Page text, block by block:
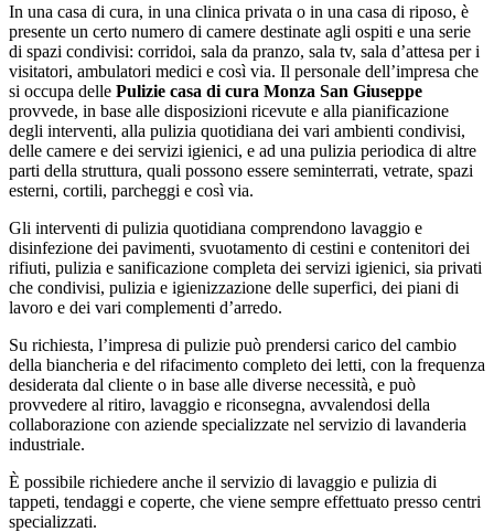
In una casa di cura, in una clinica privata o in una casa di riposo, è
presente un certo numero di camere destinate agli ospiti e una serie
di spazi condivisi: corridoi, sala da pranzo, sala tv, sala d’attesa per i
visitatori, ambulatori medici e così via. Il personale dell’impresa che
si occupa delle Pulizie casa di cura Monza San Giuseppe
provvede, in base alle disposizioni ricevute e alla pianificazione
degli interventi, alla pulizia quotidiana dei vari ambienti condivisi,
delle camere e dei servizi igienici, e ad una pulizia periodica di altre
parti della struttura, quali possono essere seminterrati, vetrate, spazi
esterni, cortili, parcheggi e così via.
Gli interventi di pulizia quotidiana comprendono lavaggio e
disinfezione dei pavimenti, svuotamento di cestini e contenitori dei
rifiuti, pulizia e sanificazione completa dei servizi igienici, sia privati
che condivisi, pulizia e igienizzazione delle superfici, dei piani di
lavoro e dei vari complementi d’arredo.
Su richiesta, l’impresa di pulizie può prendersi carico del cambio
della biancheria e del rifacimento completo dei letti, con la frequenza
desiderata dal cliente o in base alle diverse necessità, e può
provvedere al ritiro, lavaggio e riconsegna, avvalendosi della
collaborazione con aziende specializzate nel servizio di lavanderia
industriale.
È possibile richiedere anche il servizio di lavaggio e pulizia di
tappeti, tendaggi e coperte, che viene sempre effettuato presso centri
specializzati.